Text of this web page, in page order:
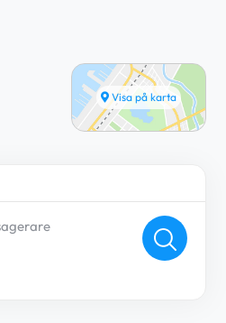
Visa på karta